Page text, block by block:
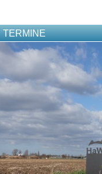
TERMINE